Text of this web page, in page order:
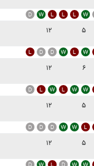
۱۲ ۵
۱۲ ۶
۱۲ ۵
۱۲ ۵